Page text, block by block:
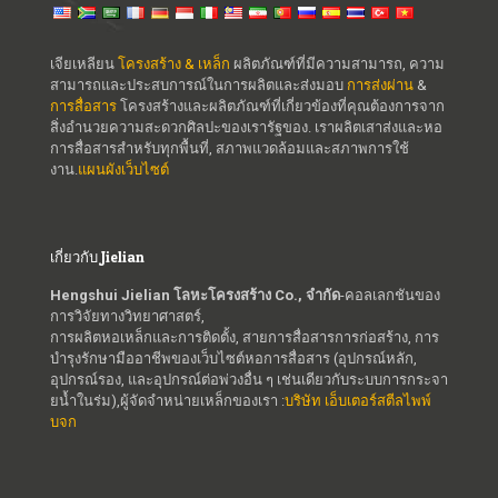
เจียเหลียน โครงสร้าง & เหล็ก ผลิตภัณฑ์ที่มีความสามารถ, ความ
สามารถและประสบการณ์ในการผลิตและส่งมอบ การส่งผ่าน &
การสื่อสาร โครงสร้างและผลิตภัณฑ์ที่เกี่ยวข้องที่คุณต้องการจาก
สิ่งอำนวยความสะดวกศิลปะของเรารัฐของ. เราผลิตเสาส่งและหอ
การสื่อสารสำหรับทุกพื้นที่, สภาพแวดล้อมและสภาพการใช้
งาน.แผนผังเว็บไซต์
เกี่ยวกับ Jielian
Hengshui Jielian โลหะโครงสร้าง Co., จำกัด-คอลเลกชันของ
การวิจัยทางวิทยาศาสตร์,
การผลิตหอเหล็กและการติดตั้ง, สายการสื่อสารการก่อสร้าง, การ
บำรุงรักษามืออาชีพของเว็บไซต์หอการสื่อสาร (อุปกรณ์หลัก,
อุปกรณ์รอง, และอุปกรณ์ต่อพ่วงอื่น ๆ เช่นเดียวกับระบบการกระจา
ยน้ำในร่ม),ผู้จัดจำหน่ายเหล็กของเรา :บริษัท เอ็บเตอร์สตีลไพพ์
บจก